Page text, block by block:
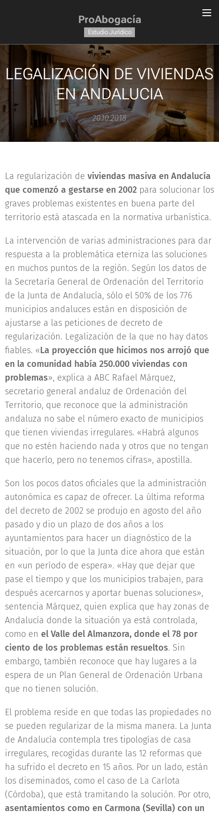
ProAbogacía
Estudio Jurídico
LEGALIZACIÓN DE VIVIENDAS
EN ANDALUCIA
20.10.2018
La regularización de viviendas masiva en Andalucía
que comenzó a gestarse en 2002 para solucionar los
graves problemas existentes en buena parte del
territorio está atascada en la normativa urbanística.
La intervención de varias administraciones para dar
respuesta a la problemática eterniza las soluciones
en muchos puntos de la región. Según los datos de
la Secretaría General de Ordenación del Territorio
de la Junta de Andalucía, sólo el 50% de los 776
municipios andaluces están en disposición de
ajustarse a las peticiones de decreto de
regularización. Legalización de la que no hay datos
fiables. «La proyección que hicimos nos arrojó que
en la comunidad había 250.000 viviendas con
problemas», explica a ABC Rafael Márquez,
secretario general andaluz de Ordenación del
Territorio, que reconoce que la administración
andaluza no sabe el número exacto de municipios
que tienen viviendas irregulares. «Habrá algunos
que no estén haciendo nada y otros que no tengan
que hacerlo, pero no tenemos cifras», apostilla.
Son los pocos datos oficiales que la administración
autonómica es capaz de ofrecer. La última reforma
del decreto de 2002 se produjo en agosto del año
pasado y dio un plazo de dos años a los
ayuntamientos para hacer un diagnóstico de la
situación, por lo que la Junta dice ahora que están
en «un período de espera». «Hay que dejar que
pase el tiempo y que los municipios trabajen, para
después acercarnos y aportar buenas soluciones»,
sentencia Márquez, quien explica que hay zonas de
Andalucía donde la situación ya está controlada,
como en el Valle del Almanzora, donde el 78 por
ciento de los problemas están resueltos. Sin
embargo, también reconoce que hay lugares a la
espera de un Plan General de Ordenación Urbana
que no tienen solución.
El problema reside en que todas las propiedades no
se pueden regularizar de la misma manera. La Junta
de Andalucía contempla tres tipologías de casa
irregulares, recogidas durante las 12 reformas que
ha sufrido el decreto en 15 años. Por un lado, están
los diseminados, como el caso de La Carlota
(Córdoba), que está tramitando la solución. Por otro,
asentamientos como en Carmona (Sevilla) con un